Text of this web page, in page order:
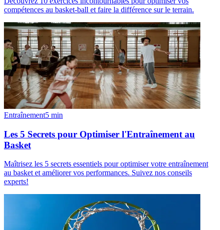
compétences au basket-ball et faire la différence sur le terrain.
Entraînement5 min
Les 5 Secrets pour Optimiser l'Entraînement au
Basket
Maîtrisez les 5 secrets essentiels pour optimiser votre entraînement
au basket et améliorer vos performances. Suivez nos conseils
experts!